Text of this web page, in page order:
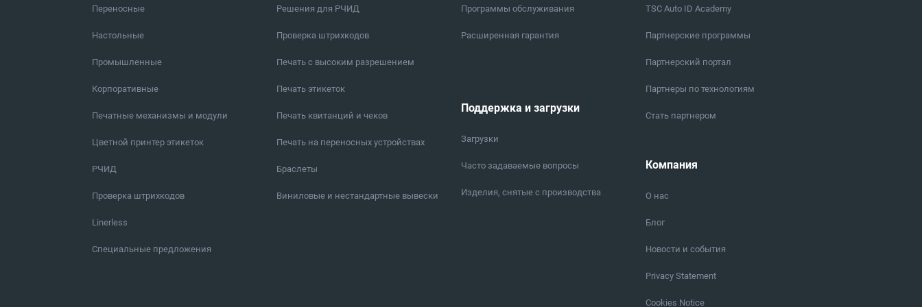
Переносные
Настольные
Промышленные
Корпоративные
Печатные механизмы и модули
Цветной принтер этикеток
РЧИД
Проверка штрихкодов
Linerless
Специальные предложения
Решения для РЧИД
Проверка штрихкодов
Печать с высоким разрешением
Печать этикеток
Печать квитанций и чеков
Печать на переносных устройствах
Браслеты
Виниловые и нестандартные вывески
Программы обслуживания
Расширенная гарантия
Поддержка и загрузки
Загрузки
Часто задаваемые вопросы
Изделия, снятые с производства
TSC Auto ID Academy
Партнерские программы
Партнерский портал
Партнеры по технологиям
Стать партнером
Компания
О нас
Блог
Новости и события
Privacy Statement
Cookies Notice